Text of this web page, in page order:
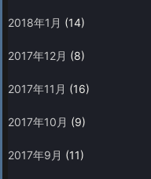
2018年1月 (14)
2017年12月 (8)
2017年11月 (16)
2017年10月 (9)
2017年9月 (11)